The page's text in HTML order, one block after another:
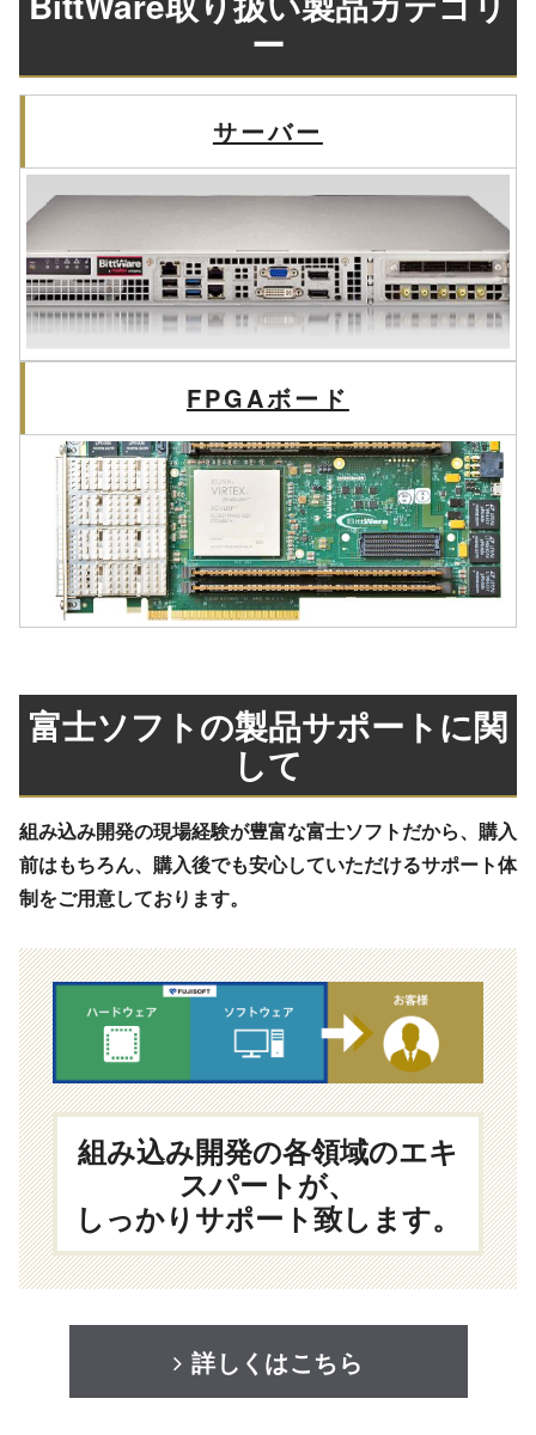
ー
サーバー
FPGAボード
富士ソフトの製品サポートに関
して
組み込み開発の現場経験が豊富な富士ソフトだから、購入
前はもちろん、購入後でも安心していただけるサポート体
制をご用意しております。
組み込み開発の各領域のエキ
スパートが、
しっかりサポート致します。
詳しくはこちら